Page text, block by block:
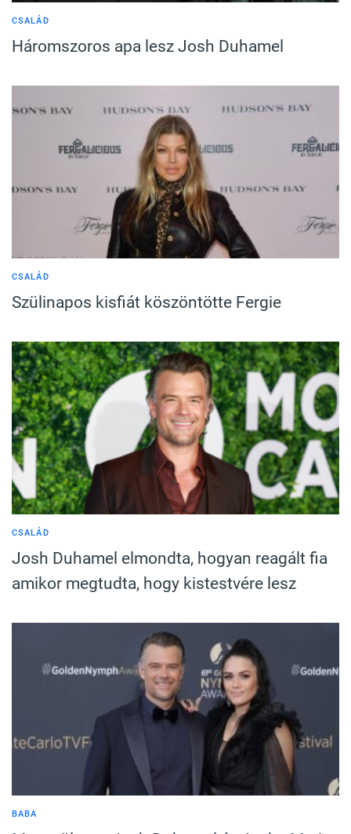
CSALÁD
Háromszoros apa lesz Josh Duhamel
CSALÁD
Szülinapos kisfiát köszöntötte Fergie
CSALÁD
Josh Duhamel elmondta, hogyan reagált fia
amikor megtudta, hogy kistestvére lesz
BABA